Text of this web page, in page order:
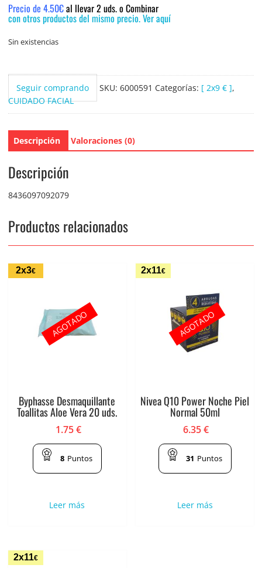
Precio de 4.50€al llevar 2 uds. o Combinar
con otros productos del mismo precio. Ver aquí
Sin existencias
Seguir comprando SKU: 6000591 Categorías: [ 2x9 € ],
CUIDADO FACIAL
Descripción Valoraciones (0)
Descripción
8436097092079
Productos relacionados
2x3€
Byphasse Desmaquillante
Toallitas Aloe Vera 20 uds.
1.75€
8 Puntos
Leer más
AGOTADO
2x11€
Nivea Q10 Power Noche Piel
Normal 50ml
6.35€
31 Puntos
Leer más
AGOTADO
2x11€